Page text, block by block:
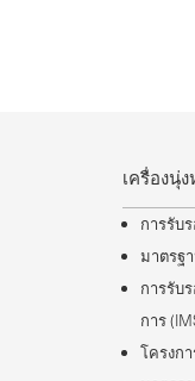
เครื่องนุ่
การรับ
มาตรฐ
การรับ
การ
โครงก